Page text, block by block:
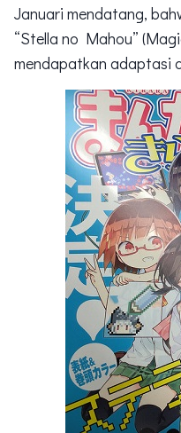
Januari mendatang,
“Stella no Mahou”
mendapatkan adaptasi